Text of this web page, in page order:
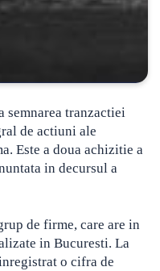
semnarea tranzactiei
de actiuni ale
Este a doua achizitie a
in decursul a
de firme, care are in
in Bucuresti. La
o cifra de